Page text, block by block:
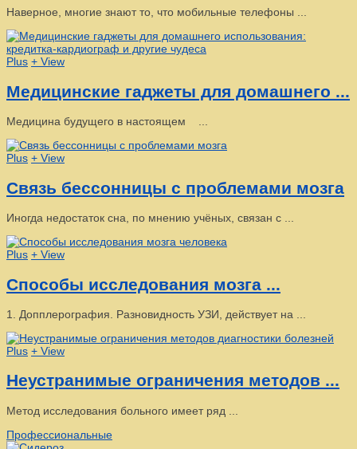
Наверное, многие знают то, что мобильные телефоны ...
Plus + View
Медицинские гаджеты для домашнего ...
Медицина будущего в настоящем ...
Plus + View
Связь бессонницы с проблемами мозга
Иногда недостаток сна, по мнению учёных, связан с ...
Plus + View
Способы исследования мозга ...
1. Допплерография. Разновидность УЗИ, действует на ...
Plus + View
Неустранимые ограничения методов ...
Метод исследования больного имеет ряд ...
Профессиональные